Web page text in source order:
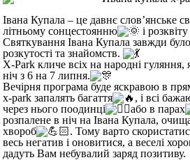
Івана Купала – це давнє слов’янське
літньому сонцестоянню
і
Святкування Івана Купала завжди
розкутості та знайомств.
X-Park кличе всіх на народні гуляння,
ніч з 6 на 7 липня.
Вечірня програма буде яскравою в
x-park запалять багаття
, і всі
через нього поодинці
або в парах
розпалене в ніч на Івана Купала,
хвороб
. Тому варто
весь негатив і оновитися, а веселі
дадуть Вам небувалий заряд позитиву.